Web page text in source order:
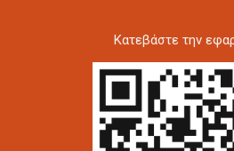
Kατεβάστε την